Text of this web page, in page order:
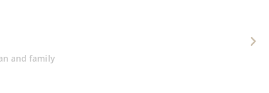
Gleich im Nebengebäude befindet